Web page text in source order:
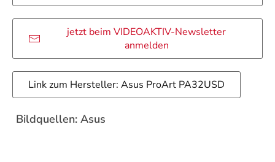
jetzt beim VIDEOAKTIV-Newsletter
anmelden
Link zum Hersteller: Asus ProArt PA32USD
Bildquellen: Asus